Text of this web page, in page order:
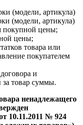
(модели, артикула)
(модели, артикула)
покупной цены;
цены;
товара или
покупателем
и
за товар суммы.
ненадлежащего
10.11.2011 № 924